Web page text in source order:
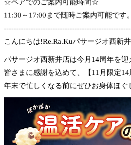
☆ペアでのご案内可能時間☆
11:30～17:00まで随時ご案内可能で
こんにちは!Re.Ra.Kuパサージオ西新井
パサージオ西新井店は今月14周年を迎
皆さまに感謝を込めて、【11月限定
年末で忙しくなる前にぜひお身体ほぐ